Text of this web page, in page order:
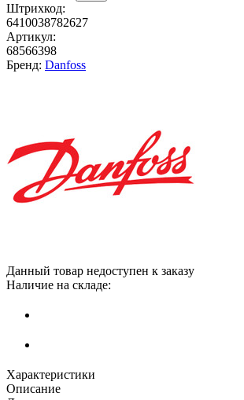
Штрихкод:
6410038782627
Артикул:
68566398
Бренд: Danfoss
Данный товар недоступен к заказу
Наличие на складе:
Характеристики
Описание